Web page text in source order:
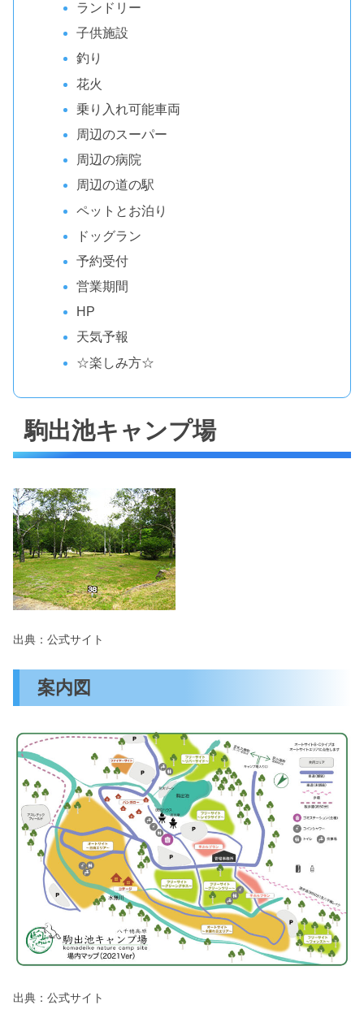
ランドリー
子供施設
釣り
花火
乗り入れ可能車両
周辺のスーパー
周辺の病院
周辺の道の駅
ペットとお泊り
ドッグラン
予約受付
営業期間
HP
天気予報
☆楽しみ方☆
駒出池キャンプ場
出典：公式サイト
案内図
出典：公式サイト